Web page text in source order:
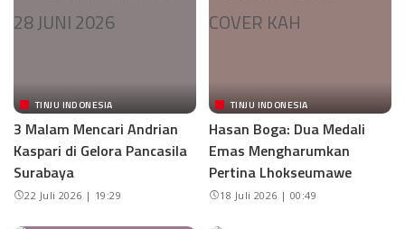
TINJU INDONESIA
3 Malam Mencari Andrian
Kaspari di Gelora Pancasila
Surabaya
22 Juli 2026 | 19:29
TINJU INDONESIA
Hasan Boga: Dua Medali
Emas Mengharumkan
Pertina Lhokseumawe
18 Juli 2026 | 00:49